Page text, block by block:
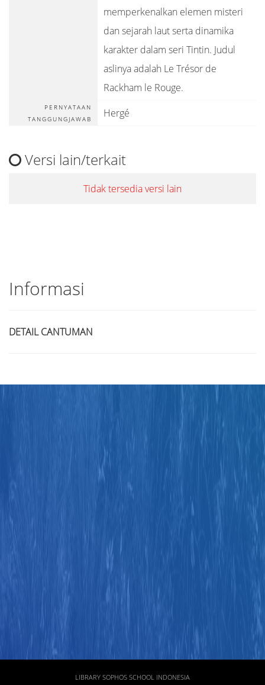
memperkenalkan elemen misteri
dan sejarah laut serta dinamika
karakter dalam seri Tintin. Judul
aslinya adalah Le Trésor de
Rackham le Rouge.
PERNYATAAN
TANGGUNGJAWAB
Hergé
Versi lain/terkait
Tidak tersedia versi lain
Informasi
DETAIL CANTUMAN
ISBN/ISSN
GMD
LIBRARY SOPHOS SCHOOL INDONESIA